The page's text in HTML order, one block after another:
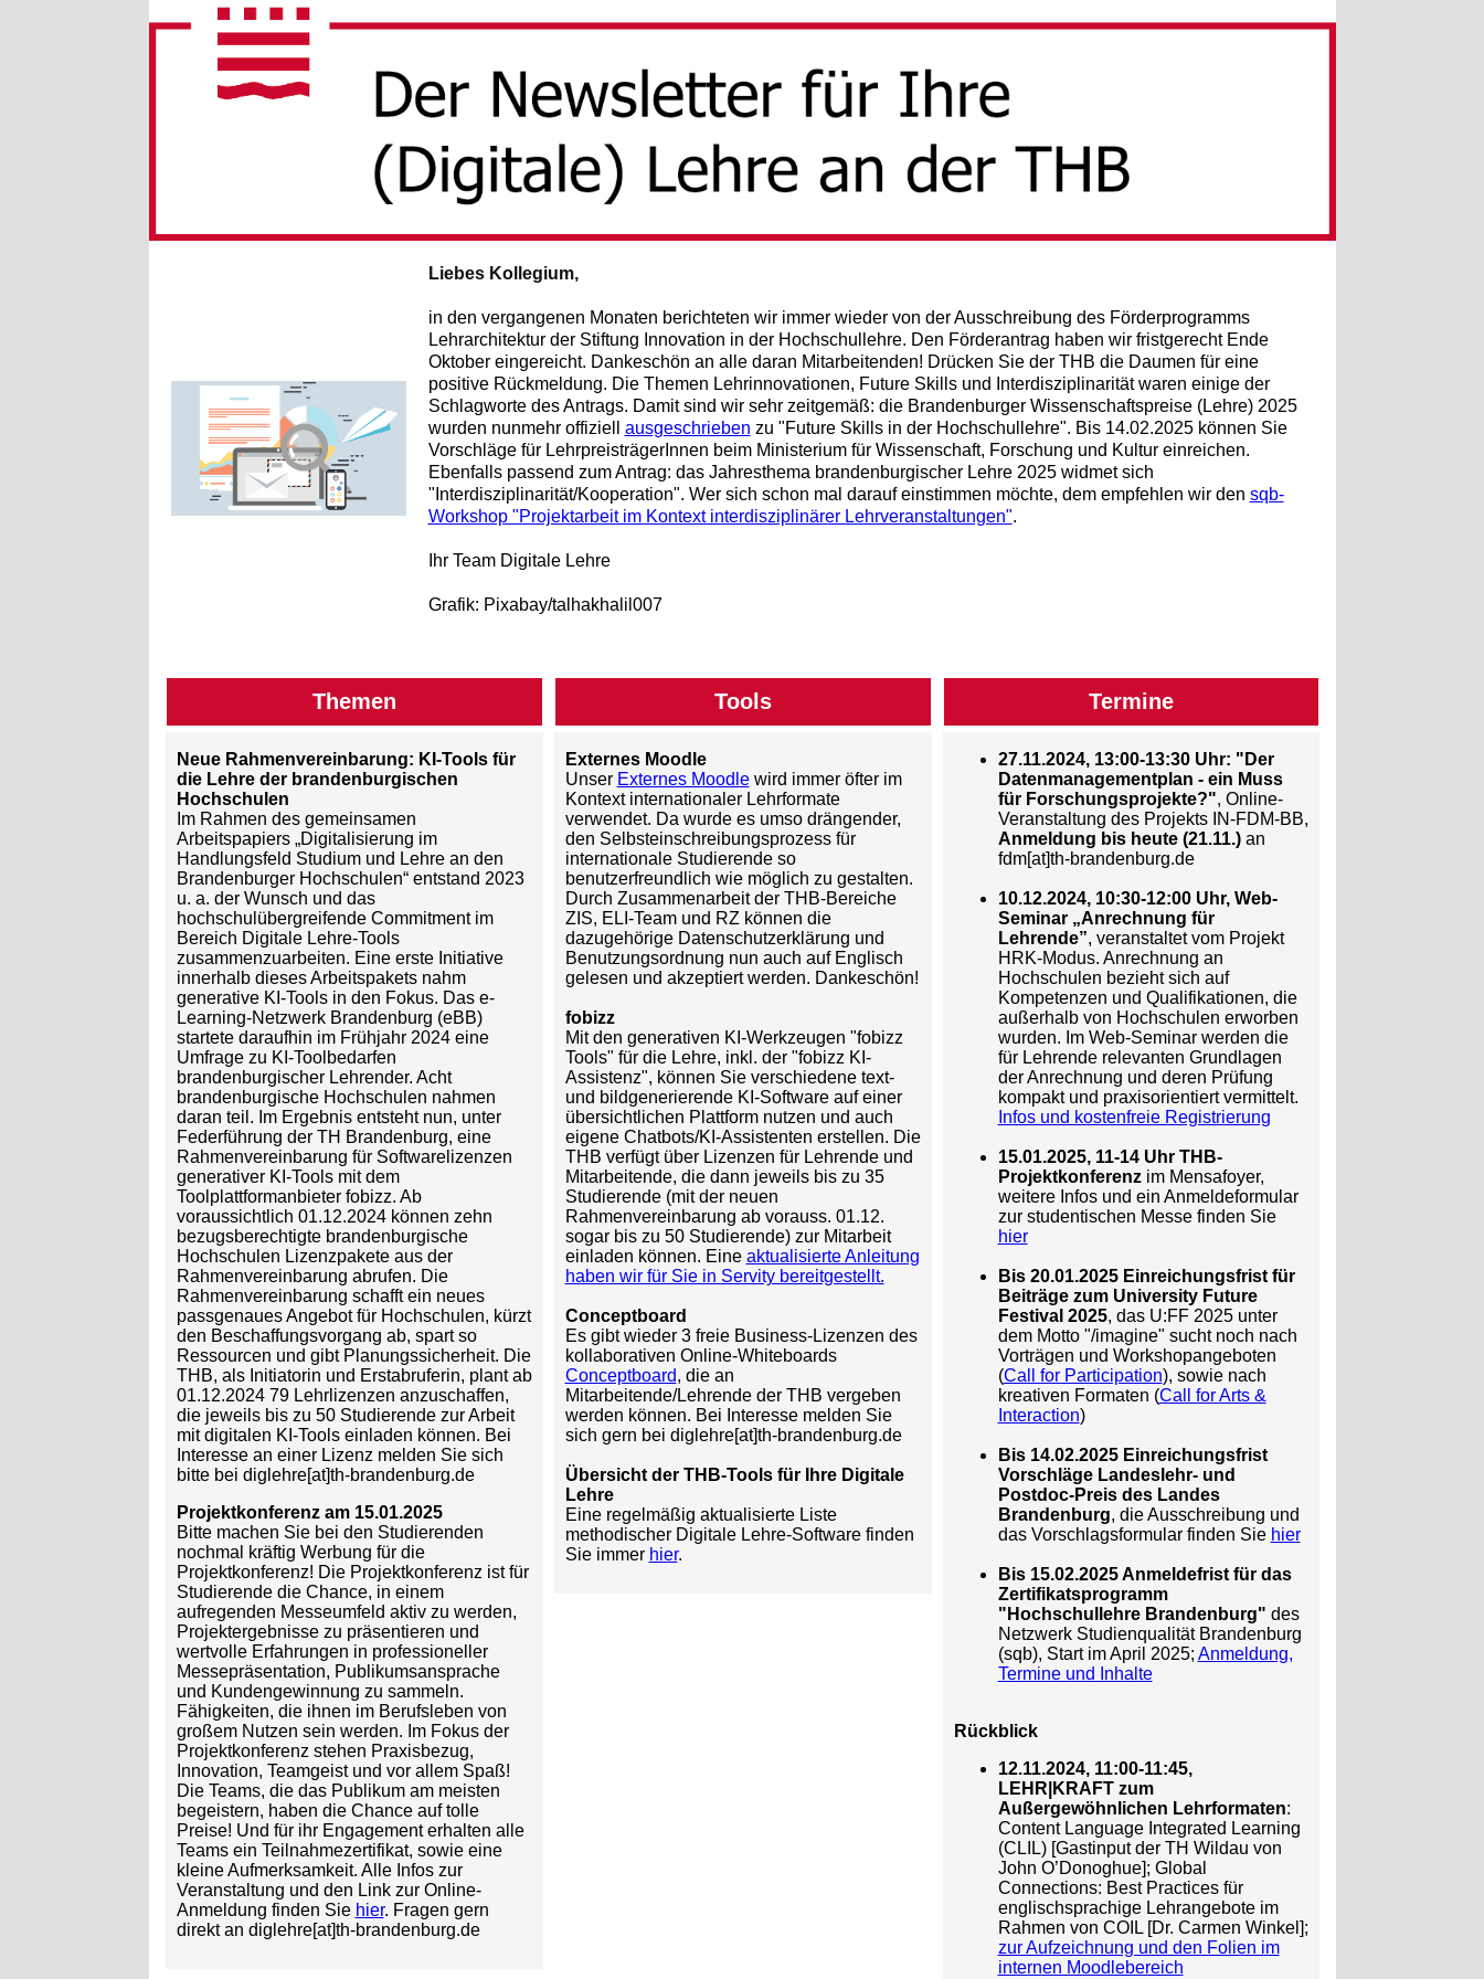
Liebes Kollegium,
in den vergangenen Monaten berichteten wir immer wieder von der Ausschreibung des Förderprogramms
Lehrarchitektur der Stiftung Innovation in der Hochschullehre. Den Förderantrag haben wir fristgerecht Ende
Oktober eingereicht. Dankeschön an alle daran Mitarbeitenden! Drücken Sie der THB die Daumen für eine
positive Rückmeldung. Die Themen Lehrinnovationen, Future Skills und Interdisziplinarität waren einige der
Schlagworte des Antrags. Damit sind wir sehr zeitgemäß: die Brandenburger Wissenschaftspreise (Lehre) 2025
wurden nunmehr offiziell ausgeschrieben zu "Future Skills in der Hochschullehre". Bis 14.02.2025 können Sie
Vorschläge für LehrpreisträgerInnen beim Ministerium für Wissenschaft, Forschung und Kultur einreichen.
Ebenfalls passend zum Antrag: das Jahresthema brandenburgischer Lehre 2025 widmet sich
"Interdisziplinarität/Kooperation". Wer sich schon mal darauf einstimmen möchte, dem empfehlen wir den sqb-
Workshop "Projektarbeit im Kontext interdisziplinärer Lehrveranstaltungen".
Ihr Team Digitale Lehre
Grafik: Pixabay/talhakhalil007
Themen
Neue Rahmenvereinbarung: KI-Tools für
die Lehre der brandenburgischen
Hochschulen
Im Rahmen des gemeinsamen
Arbeitspapiers „Digitalisierung im
Handlungsfeld Studium und Lehre an den
Brandenburger Hochschulen“ entstand 2023
u. a. der Wunsch und das
hochschulübergreifende Commitment im
Bereich Digitale Lehre-Tools
zusammenzuarbeiten. Eine erste Initiative
innerhalb dieses Arbeitspakets nahm
generative KI-Tools in den Fokus. Das e-
Learning-Netzwerk Brandenburg (eBB)
startete daraufhin im Frühjahr 2024 eine
Umfrage zu KI-Toolbedarfen
brandenburgischer Lehrender. Acht
brandenburgische Hochschulen nahmen
daran teil. Im Ergebnis entsteht nun, unter
Federführung der TH Brandenburg, eine
Rahmenvereinbarung für Softwarelizenzen
generativer KI-Tools mit dem
Toolplattformanbieter fobizz. Ab
voraussichtlich 01.12.2024 können zehn
bezugsberechtigte brandenburgische
Hochschulen Lizenzpakete aus der
Rahmenvereinbarung abrufen. Die
Rahmenvereinbarung schafft ein neues
passgenaues Angebot für Hochschulen, kürzt
den Beschaffungsvorgang ab, spart so
Ressourcen und gibt Planungssicherheit. Die
THB, als Initiatorin und Erstabruferin, plant ab
01.12.2024 79 Lehrlizenzen anzuschaffen,
die jeweils bis zu 50 Studierende zur Arbeit
mit digitalen KI-Tools einladen können. Bei
Interesse an einer Lizenz melden Sie sich
bitte bei diglehre[at]th-brandenburg.de
Projektkonferenz am 15.01.2025
Bitte machen Sie bei den Studierenden
nochmal kräftig Werbung für die
Projektkonferenz! Die Projektkonferenz ist für
Studierende die Chance, in einem
aufregenden Messeumfeld aktiv zu werden,
Projektergebnisse zu präsentieren und
wertvolle Erfahrungen in professioneller
Messepräsentation, Publikumsansprache
und Kundengewinnung zu sammeln.
Fähigkeiten, die ihnen im Berufsleben von
großem Nutzen sein werden. Im Fokus der
Projektkonferenz stehen Praxisbezug,
Innovation, Teamgeist und vor allem Spaß!
Die Teams, die das Publikum am meisten
begeistern, haben die Chance auf tolle
Preise! Und für ihr Engagement erhalten alle
Teams ein Teilnahmezertifikat, sowie eine
kleine Aufmerksamkeit. Alle Infos zur
Veranstaltung und den Link zur Online-
Anmeldung finden Sie hier. Fragen gern
direkt an diglehre[at]th-brandenburg.de
Tools
Externes Moodle
Unser Externes Moodlewird immer öfter im
Kontext internationaler Lehrformate
verwendet. Da wurde es umso drängender,
den Selbsteinschreibungsprozess für
internationale Studierende so
benutzerfreundlich wie möglich zu gestalten.
Durch Zusammenarbeit der THB-Bereiche
ZIS, ELI-Team und RZ können die
dazugehörige Datenschutzerklärung und
Benutzungsordnung nun auch auf Englisch
gelesen und akzeptiert werden. Dankeschön!
fobizz
Mit den generativen KI-Werkzeugen "fobizz
Tools" für die Lehre, inkl. der "fobizz KI-
Assistenz", können Sie verschiedene text-
und bildgenerierende KI-Software auf einer
übersichtlichen Plattform nutzen und auch
eigene Chatbots/KI-Assistenten erstellen. Die
THB verfügt über Lizenzen für Lehrende und
Mitarbeitende, die dann jeweils bis zu 35
Studierende (mit der neuen
Rahmenvereinbarung ab vorauss. 01.12.
sogar bis zu 50 Studierende) zur Mitarbeit
einladen können. Eine aktualisierte Anleitung
haben wir für Sie in Servity bereitgestellt.
Conceptboard
Es gibt wieder 3 freie Business-Lizenzen des
kollaborativen Online-Whiteboards
Conceptboard, die an
Mitarbeitende/Lehrende der THB vergeben
werden können. Bei Interesse melden Sie
sich gern bei diglehre[at]th-brandenburg.de
Übersicht der THB-Tools für Ihre Digitale
Lehre
Eine regelmäßig aktualisierte Liste
methodischer Digitale Lehre-Software finden
Sie immer hier.
Termine
27.11.2024, 13:00-13:30 Uhr: "Der
Datenmanagementplan - ein Muss
für Forschungsprojekte?", Online-
Veranstaltung des Projekts IN-FDM-BB,
Anmeldung bis heute (21.11.)an
fdm[at]th-brandenburg.de
10.12.2024, 10:30-12:00 Uhr, Web-
Seminar „Anrechnung für
Lehrende”, veranstaltet vom Projekt
HRK-Modus. Anrechnung an
Hochschulen bezieht sich auf
Kompetenzen und Qualifikationen, die
außerhalb von Hochschulen erworben
wurden. Im Web-Seminar werden die
für Lehrende relevanten Grundlagen
der Anrechnung und deren Prüfung
kompakt und praxisorientiert vermittelt.
Infos und kostenfreie Registrierung
15.01.2025, 11-14 Uhr THB-
Projektkonferenzim Mensafoyer,
weitere Infos und ein Anmeldeformular
zur studentischen Messe finden Sie
hier
Bis 20.01.2025 Einreichungsfrist für
Beiträge zum University Future
Festival 2025, das U:FF 2025 unter
dem Motto "/imagine" sucht noch nach
Vorträgen und Workshopangeboten
(Call for Participation), sowie nach
kreativen Formaten (Call for Arts &
Interaction)
Bis 14.02.2025 Einreichungsfrist
Vorschläge Landeslehr- und
Postdoc-Preis des Landes
Brandenburg, die Ausschreibung und
das Vorschlagsformular finden Sie hier
Bis 15.02.2025 Anmeldefrist für das
Zertifikatsprogramm
"Hochschullehre Brandenburg" des
Netzwerk Studienqualität Brandenburg
(sqb), Start im April 2025; Anmeldung,
Termine und Inhalte
Rückblick
12.11.2024, 11:00-11:45,
LEHR|KRAFT zum
Außergewöhnlichen Lehrformaten:
Content Language Integrated Learning
(CLIL) [Gastinput der TH Wildau von
John O’Donoghue]; Global
Connections: Best Practices für
englischsprachige Lehrangebote im
Rahmen von COIL [Dr. Carmen Winkel];
zur Aufzeichnung und den Folien im
internen Moodlebereich